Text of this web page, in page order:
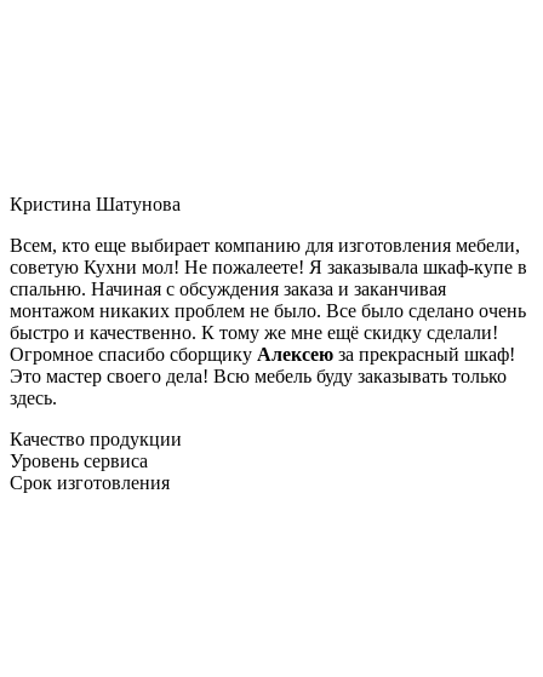
Кристина Шатунова
Всем, кто еще выбирает компанию для изготовления мебели,
советую Кухни мол! Не пожалеете! Я заказывала шкаф-купе в
спальню. Начиная с обсуждения заказа и заканчивая
монтажом никаких проблем не было. Все было сделано очень
быстро и качественно. К тому же мне ещё скидку сделали!
Огромное спасибо сборщику Алексею за прекрасный шкаф!
Это мастер своего дела! Всю мебель буду заказывать только
здесь.
Качество продукции
Уровень сервиса
Срок изготовления